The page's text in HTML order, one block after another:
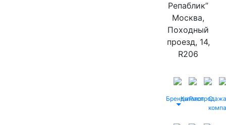
Репаблик”
Москва,
Походный
проезд, 14,
R206
БрендыКаталог
Распродажа
О